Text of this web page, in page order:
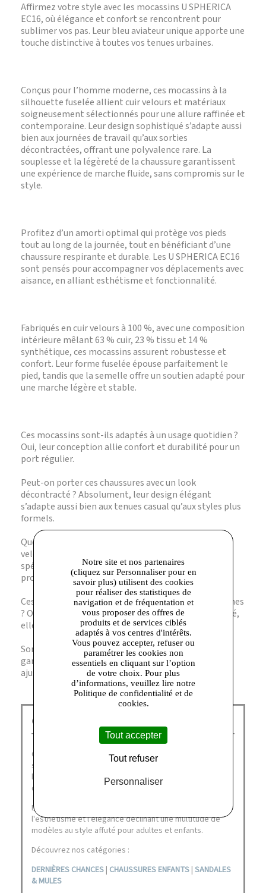
Affirmez votre style avec les mocassins U SPHERICA
EC16, où élégance et confort se rencontrent pour
sublimer vos pas. Leur bleu aviateur unique apporte une
touche distinctive à toutes vos tenues urbaines.
Conçus pour l’homme moderne, ces mocassins à la
silhouette fuselée allient cuir velours et matériaux
soigneusement sélectionnés pour une allure raffinée et
contemporaine. Leur design sophistiqué s’adapte aussi
bien aux journées de travail qu’aux sorties
décontractées, offrant une polyvalence rare. La
souplesse et la légèreté de la chaussure garantissent
une expérience de marche fluide, sans compromis sur le
style.
Profitez d’un amorti optimal qui protège vos pieds
tout au long de la journée, tout en bénéficiant d’une
chaussure respirante et durable. Les U SPHERICA EC16
sont pensés pour accompagner vos déplacements avec
aisance, en alliant esthétisme et fonctionnalité.
Fabriqués en cuir velours à 100 %, avec une composition
intérieure mêlant 63 % cuir, 23 % tissu et 14 %
synthétique, ces mocassins assurent robustesse et
confort. Leur forme fuselée épouse parfaitement le
pied, tandis que la semelle offre un soutien adapté pour
une marche légère et stable.
Ces mocassins sont-ils adaptés à un usage quotidien ?
Oui, leur conception allie confort et durabilité pour un
port régulier.
Peut-on porter ces chaussures avec un look
décontracté ? Absolument, leur design élégant
s’adapte aussi bien aux tenues casual qu’aux styles plus
formels.
Quelle est la meilleure façon d’entretenir le cuir
velours ? Il est recommandé d’utiliser une brosse
spécifique pour cuir velours et d’éviter l’exposition
prolongée à l’humidité.
Ces chaussures conviennent-elles aux longues marches
? Oui, grâce à leur amorti performant et leur légèreté,
elles garantissent un confort durable.
Sont-elles disponibles en plusieurs tailles ? Oui, la
gamme propose un large choix de tailles pour un
ajustement parfait.
GEOX Corbeil :
Geox doit son succès international à ses chaussures aux
semelles innovantes et brevetées qui laissent respirer
le pied tout en restant imperméables, garantissant un
confort de chausse optimal.
La marque italienne n'en a pas pour autant occulté
l'esthétisme et l'élégance déclinant une multitude de
modèles au style affuté pour adultes et enfants.
Découvrez nos catégories :
DERNIÈRES CHANCES | CHAUSSURES ENFANTS | SANDALES
& MULES
Notre site et nos partenaires
(cliquez sur Personnaliser pour en
savoir plus) utilisent des cookies
pour réaliser des statistiques de
navigation et de fréquentation et
vous proposer des offres de
produits et de services ciblés
adaptés à vos centres d'intérêts.
Vous pouvez accepter, refuser ou
paramétrer les cookies non
essentiels en cliquant sur l’option
de votre choix. Pour plus
d’informations, veuillez lire notre
Politique de confidentialité et de
cookies.
Tout accepter
Tout refuser
Personnaliser